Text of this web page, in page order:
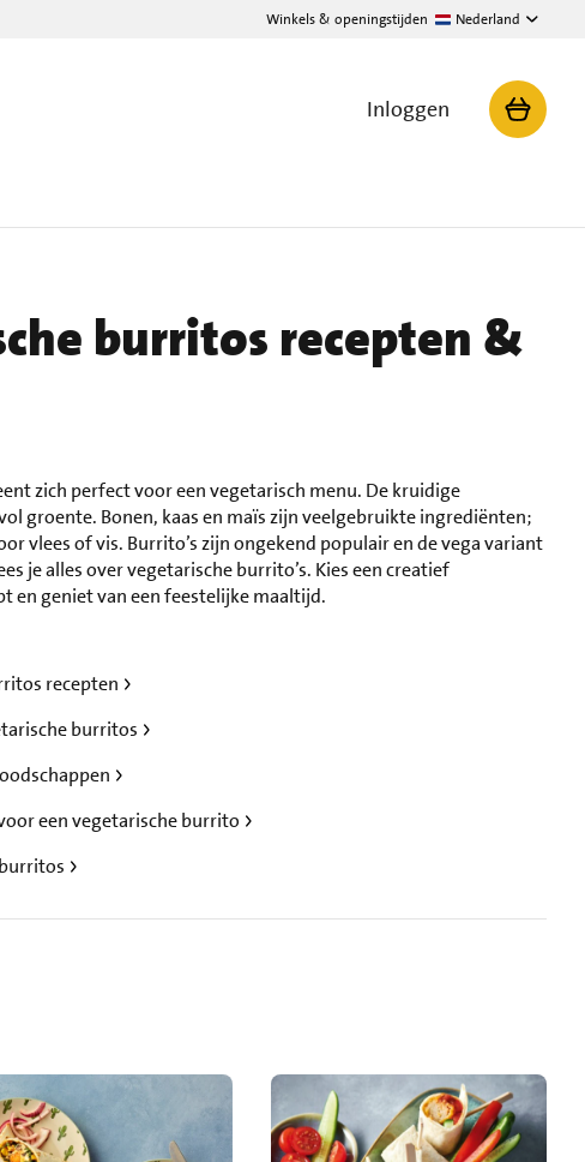
Winkels & openingstijden Nederland
Inloggen
burritos recepten &
zich perfect voor een vegetarisch menu. De kruidige
groente. Bonen, kaas en maïs zijn veelgebruikte ingrediënten;
vlees of vis. Burrito’s zijn ongekend populair en de vega variant
je alles over vegetarische burrito’s. Kies een creatief
en geniet van een feestelijke maaltijd.
recepten
burritos
een vegetarische burrito